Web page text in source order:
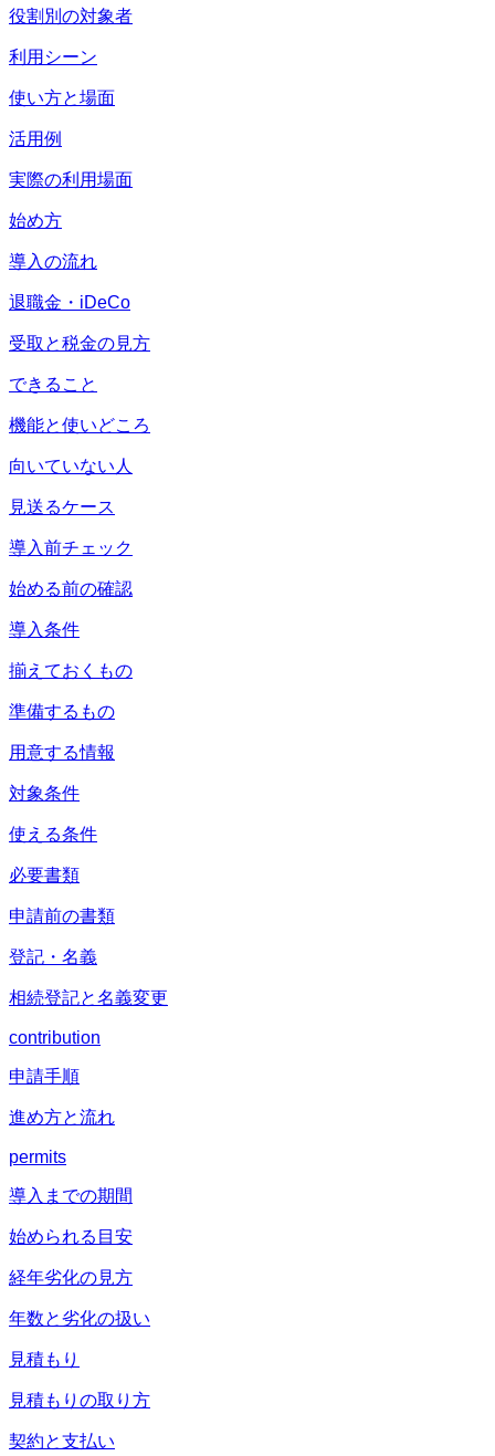
役割別の対象者
利用シーン
使い方と場面
活用例
実際の利用場面
始め方
導入の流れ
退職金・iDeCo
受取と税金の見方
できること
機能と使いどころ
向いていない人
見送るケース
導入前チェック
始める前の確認
導入条件
揃えておくもの
準備するもの
用意する情報
対象条件
使える条件
必要書類
申請前の書類
登記・名義
相続登記と名義変更
contribution
申請手順
進め方と流れ
permits
導入までの期間
始められる目安
経年劣化の見方
年数と劣化の扱い
見積もり
見積もりの取り方
契約と支払い